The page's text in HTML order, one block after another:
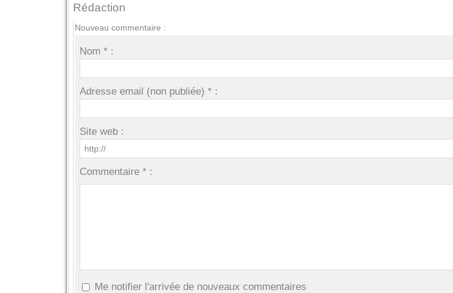
Rédaction
Nouveau commentaire :
Nom * :
Adresse email (non publiée) * :
Site web :
Commentaire * :
Me notifier l'arrivée de nouveaux commentaires